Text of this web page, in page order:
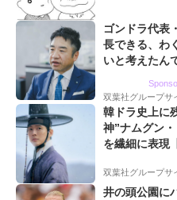
ゴンドラ代表
長できる、わ
いと考えたん
双葉社グループサ
韓ドラ史上に
神”ナムグン
を繊細に表現
双葉社グループサ
井の頭公園に